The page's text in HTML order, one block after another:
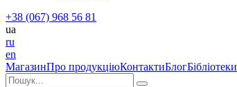
+38 (067) 968 56 81
ua
ru
en
МагазинПро продукціюКонтактиБлогБібліотеки